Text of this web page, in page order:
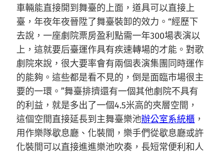
車輛能直接開到舞臺的上面，道具可以直接上
臺，年夜年夜晉陞了舞臺裝卸的效力。“經歷下
去說，一座劇院票房盈利點需一年300場表演以
上，這就要后臺運作具有疾速轉場的才能。對歌
劇院來說，很大要率會有兩個表演集團同時運作
的能夠。這些都是看不見的，倒是面臨市場很主
要的一環。”舞臺排擠還有一個其他劇院不具有
的利益，就是多出了一個4.5米高的夾層空間，
這個空間直接延長到主舞臺樂池辦公室系統櫃 ，
用作樂隊歇息廳、化裝間，樂手們從歇息廳或許
化裝間可以直接進進樂池吹奏，長短常便利和人